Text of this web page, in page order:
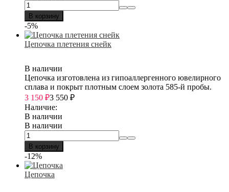
В корзину
-5%
Цепочка плетения снейк
В наличии
Цепочка изготовлена из гипоаллергенного ювелирного
сплава и покрыт плотным слоем золота 585-й пробы.
3 150 ₽3 550 ₽
Наличие:
В наличии
В наличии
В корзину
-12%
Цепочка